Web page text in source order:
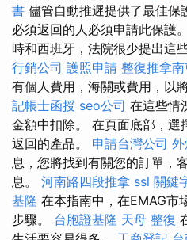
書 儘管自動推遲提供了最佳保
必須返回的人必須申請此保護。
時和西班牙，法院很少提出這
行銷公司 護照申請 整復推拿
有個人費用，海關或費用，以
記帳士函授 seo公司 在這些情
金額中扣除。 在頁面底部，選
返回的產品。 申請台灣公司
息，您將找到有關您的訂單，
息。 河南路四段推拿 ssl 關鍵
基隆 在本指南中，在EMAG市
步驟。 台胞證基隆 天母 整復